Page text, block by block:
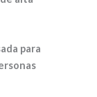
para